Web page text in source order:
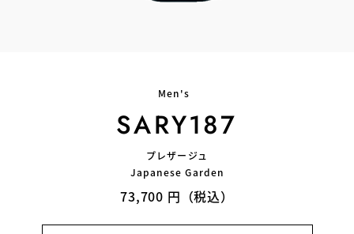
Men's
SARY187
プレザージュ
Japanese Garden
73,700 円（税込）